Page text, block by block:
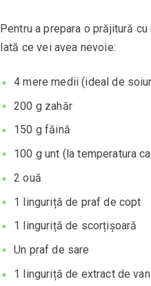
Pentru a prepara o prăjitură
Iată ce vei avea nevoie:
4 mere medii (ideal de
200 g zahăr
150 g făină
100 g unt (la temperatura
2 ouă
1 linguriță de praf de copt
1 linguriță de scorțișoară
Un praf de sare
1 linguriță de extract de